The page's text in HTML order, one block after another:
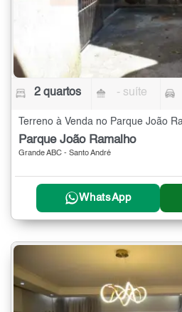
2 quartos - suíte
Parque João Ramalho
Grande ABC - Santo André
WhatsApp